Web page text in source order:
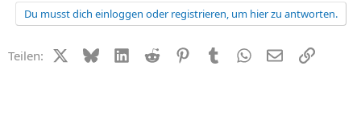
Du musst dich einloggen oder registrieren, um hier zu antworten.
Teilen: X (Twitter)
BlueskyLinkedIn
Reddit PinterestTumblr WhatsApp
E-MailLink